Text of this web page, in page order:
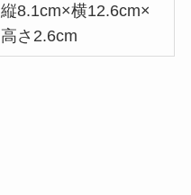
縦8.1cm×横12.6cm×
高さ2.6cm